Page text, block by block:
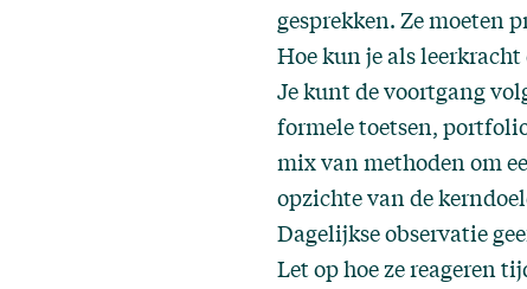
gesprekken. Ze moeten
Hoe kun je als
Je kunt de voortgang
formele toetsen,
mix van methoden om
opzichte van de
Dagelijkse observatie
Let op hoe ze reageren